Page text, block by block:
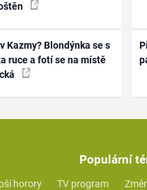
Kazmy? Blondýnka se s
ruce a fotí se na místě
Populární
horory TV program